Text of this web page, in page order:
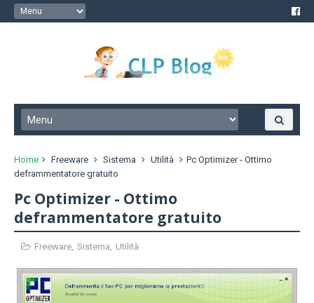
Home Freeware Sistema Utilità
Pc Optimizer - Ottimo
deframmentatore gratuito
Pc Optimizer - Ottimo
deframmentatore gratuito
Freeware, Sistema, Utilità